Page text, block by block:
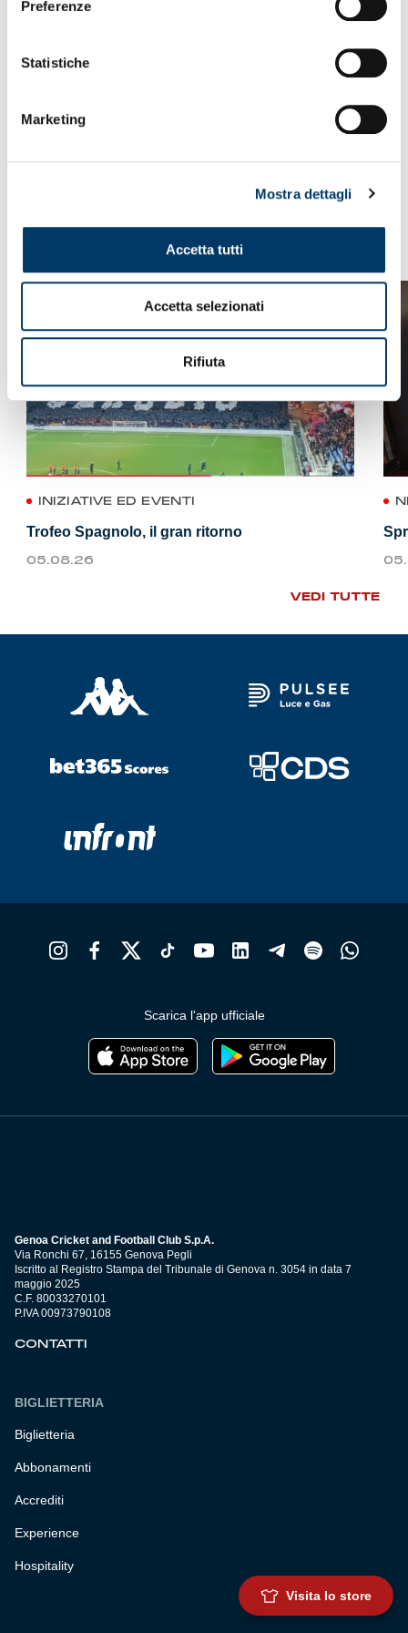
Preferenze
Statistiche
Marketing
Mostra dettagli
Accetta tutti
Accetta selezionati
Rifiuta
INIZIATIVE ED EVENTI
Trofeo Spagnolo, il gran ritorno
05.08.26
VEDI TUTTE
Scarica l'app ufficiale
Genoa Cricket and Football Club S.p.A.
Via Ronchi 67, 16155 Genova Pegli
Iscritto al Registro Stampa del Tribunale di Genova n. 3054 in data 7
maggio 2025
C.F. 80033270101
P.IVA 00973790108
CONTATTI
BIGLIETTERIA
Biglietteria
Abbonamenti
Accrediti
Experience
Hospitality
Visita lo store